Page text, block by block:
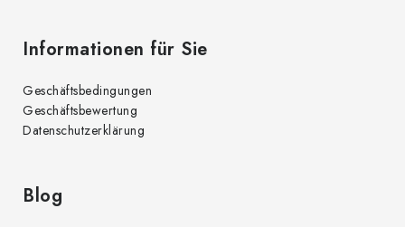
Informationen für Sie
Geschäftsbedingungen
Geschäftsbewertung
Datenschutzerklärung
Blog